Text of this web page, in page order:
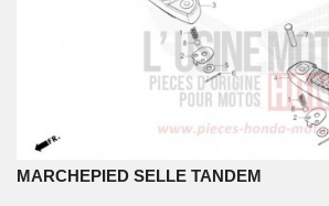
MARCHEPIED SELLE TANDEM